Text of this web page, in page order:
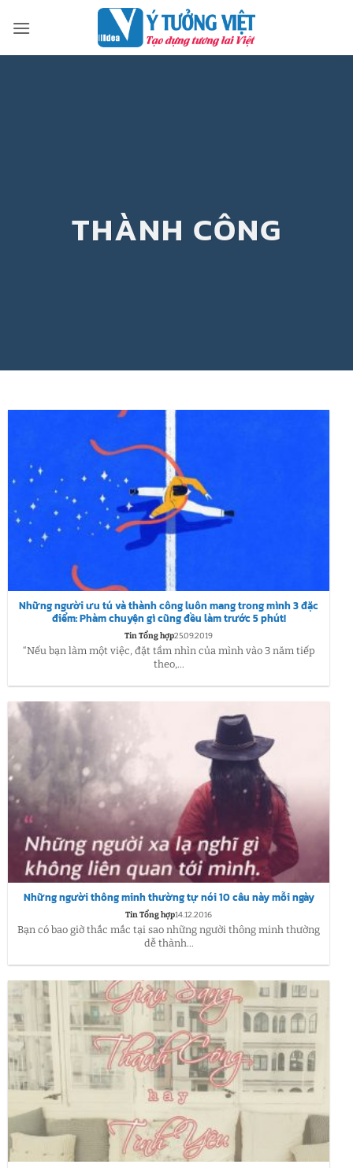
qua
THÀNH CÔNG
Những người ưu tú và thành công luôn mang trong mình 3 đặc
điểm: Phàm chuyện gì cũng đều làm trước 5 phút!
Tin Tổng hợp25.09.2019
“Nếu bạn làm một việc, đặt tầm nhìn của mình vào 3 năm tiếp
theo,...
Những người thông minh thường tự nói 10 câu này mỗi ngày
Tin Tổng hợp14.12.2016
Bạn có bao giờ thắc mắc tại sao những người thông minh thường
dễ thành...